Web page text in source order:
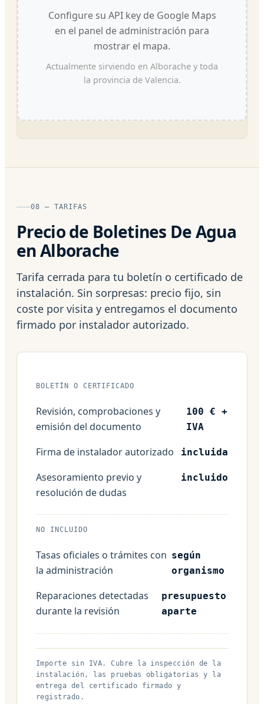
Configure su API key de Google Maps
en el panel de administración para
mostrar el mapa.
Actualmente sirviendo en Alborache y toda
la provincia de Valencia.
08 — TARIFAS
Precio de Boletines De Agua
en Alborache
Tarifa cerrada para tu boletín o certificado de
instalación. Sin sorpresas: precio fijo, sin
coste por visita y entregamos el documento
firmado por instalador autorizado.
BOLETÍN O CERTIFICADO
Revisión, comprobaciones y
emisión del documento
100 € +
IVA
Firma de instalador autorizado incluida
Asesoramiento previo y
resolución de dudas
incluido
NO INCLUIDO
Tasas oficiales o trámites con
la administración
según
organismo
Reparaciones detectadas
durante la revisión
presupuesto
aparte
Importe sin IVA. Cubre la inspección de la
instalación, las pruebas obligatorias y la
entrega del certificado firmado y
registrado.